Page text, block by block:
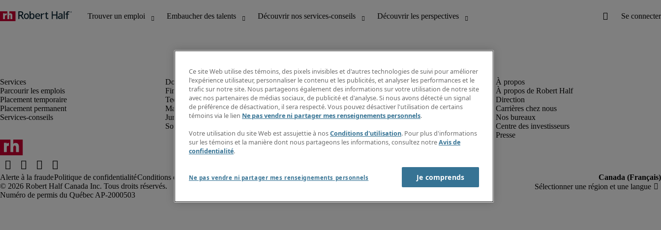
Parcourir les emplois
Placement temporaire
Placement permanent
Services-conseils
Finance et comptabilité
Technologie
Marketing et création
Juridique
Soutien administratif et à la clientèle
Découvrir les perspectives
Répertoire d’emplois
Guide salarial
Rapports de temps
Contactez-nous
À propos de Robert Half
Direction
Carrières chez nous
Nos bureaux
Centre des investisseurs
Presse
Alerte à la fraudePolitique de confidentialitéConditions d’utilisation Rapport sur l'esclavage moderne
Robert Half Canada Inc. Tous droits réservés.
Ce site Web utilise des témoins, des pixels invisibles et d'autres technologies de suivi pour améliorer
l'expérience utilisateur, personnaliser le contenu et les publicités, et analyser les performances et le
trafic sur notre site. Nous partageons également des informations sur votre utilisation de notre site
avec nos partenaires de médias sociaux, de publicité et d'analyse. Si nous avons détecté un signal
de préférence de désactivation, il sera respecté. Vous pouvez désactiver l'utilisation de certains
témoins via le lien Ne pas vendre ni partager mes renseignements personnels.
Votre utilisation du site Web est assujettie à nosConditions d'utilisation. Pour plus d'informations
sur les témoins et la manière dont nous partageons les informations, consultez notreAvis de
confidentialité.
Ne pas vendre ni partager mes renseignements personnels Je comprends